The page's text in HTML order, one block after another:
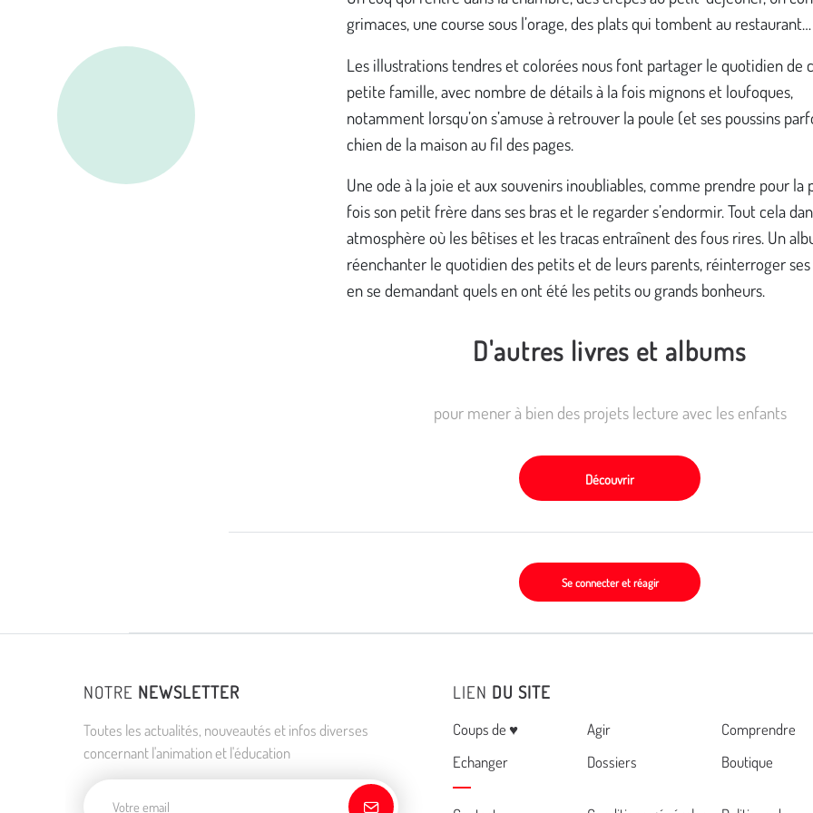
grimaces, une course sous l’orage, des plats qui tombent au
Les illustrations tendres et colorées nous font partager le quotidien de
petite famille, avec nombre de détails à la fois mignons et loufoques,
notamment lorsqu’on s’amuse à retrouver la poule (et ses poussins
chien de la maison au fil des pages.
Une ode à la joie et aux souvenirs inoubliables, comme prendre pour la
fois son petit frère dans ses bras et le regarder s’endormir. Tout cela
atmosphère où les bêtises et les tracas entraînent des fous rires. Un
réenchanter le quotidien des petits et de leurs parents, réinterroger
en se demandant quels en ont été les petits ou grands bonheurs.
D'autres livres et albums
pour mener à bien des projets lecture avec les enfants
Découvrir
Se connecter et réagir
NOTRE NEWSLETTER
Toutes les actualités, nouveautés et infos diverses
concernant l'animation et l'éducation
LIEN DU SITE
Menu
Coups de ♥ Agir
Comprendre
Echanger
Dossiers Boutique